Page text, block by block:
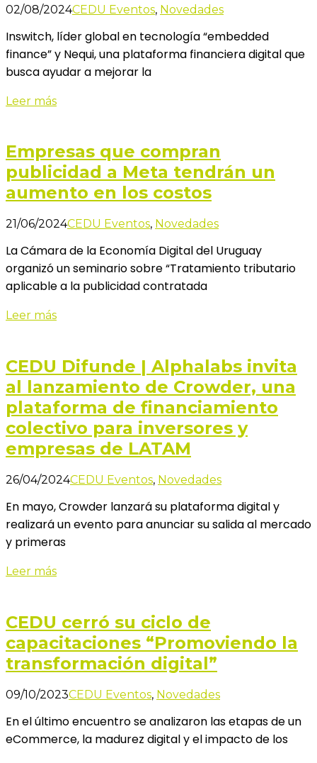
02/08/2024CEDU Eventos, Novedades
Inswitch, líder global en tecnología “embedded
finance” y Nequi, una plataforma financiera digital que
busca ayudar a mejorar la
Leer más
Empresas que compran
publicidad a Meta tendrán un
aumento en los costos
21/06/2024CEDU Eventos, Novedades
La Cámara de la Economía Digital del Uruguay
organizó un seminario sobre “Tratamiento tributario
aplicable a la publicidad contratada
Leer más
CEDU Difunde | Alphalabs invita
al lanzamiento de Crowder, una
plataforma de financiamiento
colectivo para inversores y
empresas de LATAM
26/04/2024CEDU Eventos, Novedades
En mayo, Crowder lanzará su plataforma digital y
realizará un evento para anunciar su salida al mercado
y primeras
Leer más
CEDU cerró su ciclo de
capacitaciones “Promoviendo la
transformación digital”
09/10/2023CEDU Eventos, Novedades
En el último encuentro se analizaron las etapas de un
eCommerce, la madurez digital y el impacto de los